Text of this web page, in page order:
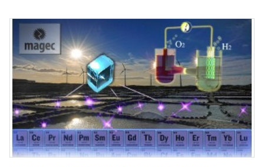
la
navegación